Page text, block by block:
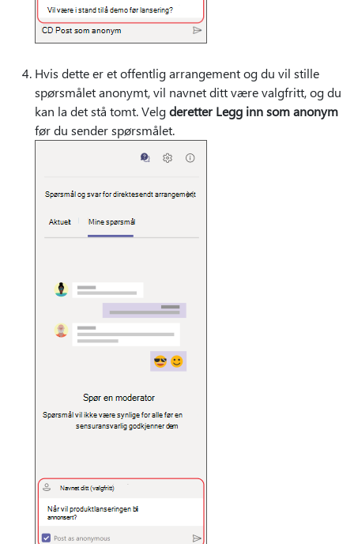
Hvis dette er et offentlig arrangement og du vil stille
spørsmålet anonymt, vil navnet ditt være valgfritt, og du
kan la det stå tomt. Velgderetter Legg inn som anonym
før du sender spørsmålet.